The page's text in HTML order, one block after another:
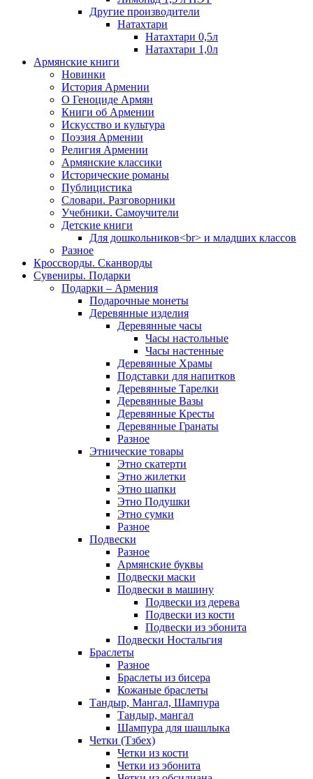
Другие производители
Натахтари
Натахтари 0,5л
Натахтари 1,0л
Армянские книги
Новинки
История Армении
О Геноциде Армян
Книги об Армении
Иcкусство и культура
Поэзия Армении
Религия Армении
Армянские классики
Исторические романы
Публицистика
Словари. Разговорники
Учебники. Самоучители
Детские книги
Для дошкольников<br> и младших классов
Разное
Кроссворды. Сканворды
Сувениры. Подарки
Подарки – Армения
Подарочные монеты
Деревянные изделия
Деревянные часы
Часы настольные
Часы настенные
Деревянные Храмы
Подставки для напитков
Деревянные Тарелки
Деревянные Вазы
Деревянные Кресты
Деревянные Гранаты
Разное
Этнические товары
Этно скатерти
Этно жилетки
Этно шапки
Этно Подушки
Этно сумки
Разное
Подвески
Разное
Армянские буквы
Подвески маски
Подвески в машину
Подвески из дерева
Подвески из кости
Подвески из эбонита
Подвески Ностальгия
Браслеты
Разное
Браслеты из бисера
Кожаные браслеты
Тандыр, Мангал, Шампура
Тандыр, мангал
Шампура для шашлыка
Четки (Тзбех)
Четки из кости
Четки из эбонита